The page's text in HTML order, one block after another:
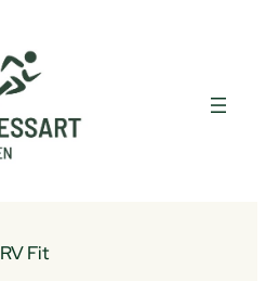
RV Fit